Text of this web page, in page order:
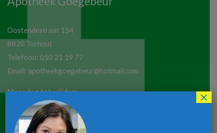
Oostendestraat 154
8820 Torhout
Telefoon: 050 21 19 77
Email: apotheekgoegebeur@hotmail.com
Maandag tot vrijdag:
8u30-12u30 / 13u30-18u30
Zaterdag:8u30-12u00
×